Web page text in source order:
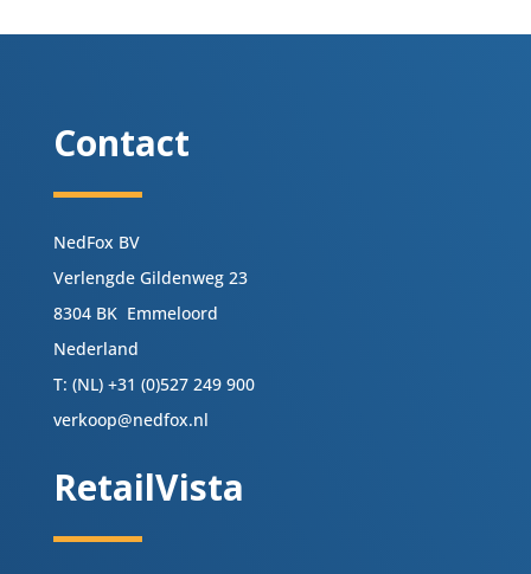
Contact
NedFox BV
Verlengde Gildenweg 23
8304 BK Emmeloord
Nederland
T: (NL) +31 (0)527 249 900
verkoop@nedfox.nl
RetailVista